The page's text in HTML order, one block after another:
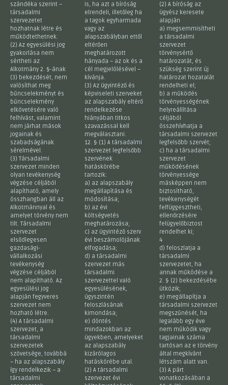
szándéka szerint –
társadalmi
szervezetet
hozhatnak létre és
működtethetnek.
(2) Az egyesülési jog
gyakorlása nem
sértheti az
Alkotmány 2. §-ának
(3) bekezdését, nem
valósíthat meg
bűncselekményt és
bűncselekmény
elkövetésére való
felhívást, valamint
nem járhat mások
jogainak és
szabadságának
sérelmével.
(3) Társadalmi
szervezet minden
olyan tevékenység
végzése céljából
alapítható, amely
összhangban áll az
Alkotmánnyal és
amelyet törvény nem
tilt. Társadalmi
szervezet
elsődlegesen
gazdasági-
vállalkozási
tevékenység
végzése céljából
nem alapítható. Az
egyesülési jog
alapján fegyveres
szervezet nem
hozható létre.
(4) A társadalmi
szervezet, a
társadalmi
szervezetek
szövetsége, továbbá
– ha az alapszabály
így rendelkezik – a
társadalmi
is, ha azt a bíróság
elrendeli, illetőleg ha
a tagok egyharmada
vagy az
alapszabályban ettől
eltérően
meghatározott
hányada – az ok és a
cél megjelölésével –
kívánja.
(3) Az ügyintéző és
képviseleti szerveket
az alapszabály eltérő
rendelkezése
hiányában titkos
szavazással kell
megválasztani.
12. § (1) A társadalmi
szervezet legfelsőbb
szervének
hatáskörébe
tartozik:
a) az alapszabály
megállapítása és
módosítása;
b) az évi
költségvetés
meghatározása;
c) az ügyintéző szerv
évi beszámolójának
elfogadása;
d) a társadalmi
szervezet más
társadalmi
szervezettel való
egyesülésének,
úgyszintén
feloszlásának
kimondása;
e) döntés
mindazokban az
ügyekben, amelyeket
az alapszabály
kizárólagos
hatáskörébe utal.
(2) A társadalmi
szervezet évi
(2) A bíróság az
ügyész keresete
alapján
a) megsemmisítheti
a társadalmi
szervezet
törvénysértő
határozatát, és
szükség szerint új
határozat hozatalát
rendelheti el;
b) a működés
törvényességének
helyreállítása
céljából
összehívhatja a
társadalmi szervezet
legfelsőbb szervét;
c) ha a társadalmi
szervezet
működésének
törvényessége
másképpen nem
biztosítható,
tevékenységét
felfüggesztheti,
ellenőrzésére
felügyelőbiztost
rendelhet ki;
4
d) feloszlatja a
társadalmi
szervezetet, ha
annak működése a
2. § (2) bekezdésébe
ütközik;
e) megállapítja a
társadalmi szervezet
megszűnését, ha
legalább egy éve
nem működik vagy
tagjainak száma
tartósan az e törvény
által megkívánt
létszám alatt van.
(3) A párt
vonatkozásában a